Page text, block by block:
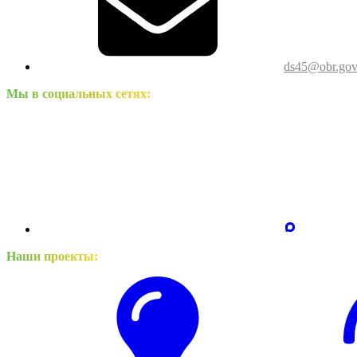
Мы в социальных сетях:
Наши проекты: